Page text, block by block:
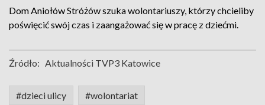
Dom Aniołów Stróżów szuka wolontariuszy, którzy chcieliby
poświęcić swój czas i zaangażować się w pracę z dziećmi.
Źródło: Aktualności TVP3 Katowice
#dzieci ulicy #wolontariat